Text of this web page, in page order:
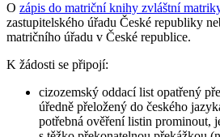
O zápis do matriční knihy zvláštní
zastupitelského úřadu České republiky
matričního úřadu v České republice.
K žádosti se připojí:
cizozemský oddací list opatřený
úředně přeložený do českého
potřebná ověření listin prominout,